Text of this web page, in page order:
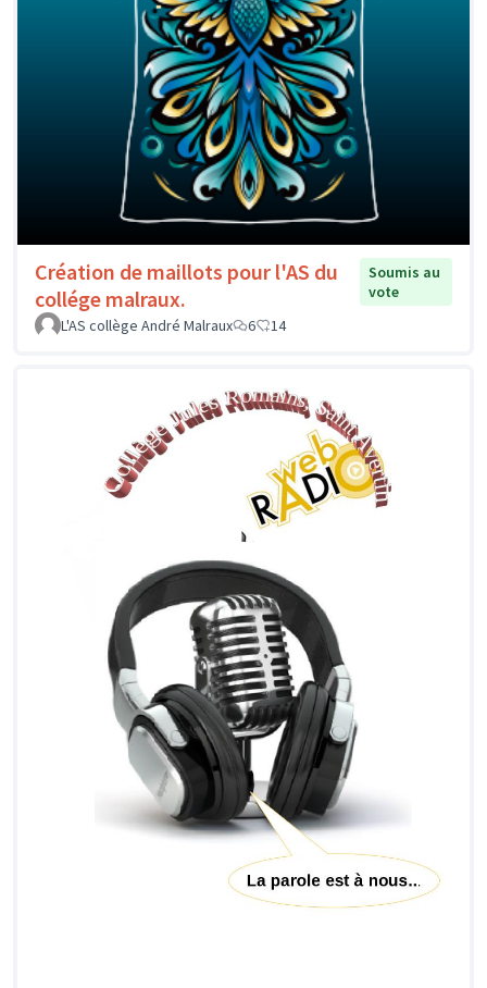
Création de maillots pour l'AS du
collége malraux.
Soumis au
vote
L'AS collège André Malraux
6 14